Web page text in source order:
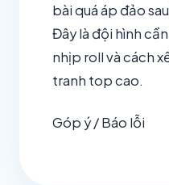
bài quá áp đảo
Đây là đội hình
nhịp roll và cách
tranh top cao.
Góp ý / Báo lỗi